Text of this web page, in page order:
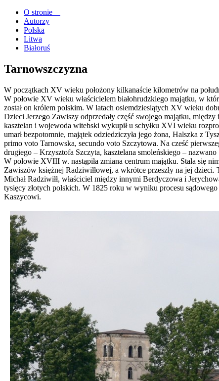
O stronie
Autorzy
Polska
Litwa
Białoruś
Tarnowszczyzna
W początkach XV wieku położony kilkanaście kilometrów na
W połowie XV wieku właścicielem białohrudzkiego majątku, w
został on królem polskim. W latach osiemdziesiątych XV wieku
Dzieci Jerzego Zawiszy odprzedały część swojego majątku,
kasztelan i wojewoda witebski wykupił u schyłku XVI wieku
umarł bezpotomnie, majątek odziedziczyła jego żona, Halszka z
primo voto Tarnowska, secundo voto Szczytowa. Na cześć
drugiego – Krzysztofa Szczyta, kasztelana smoleńskiego –
W połowie XVIII w. nastąpiła zmiana centrum majątku. Stała się
Zawiszów księżnej Radziwiłłowej, a wkrótce przeszły na jej
Michał Radziwiłł, właściciel między innymi Berdyczowa i
tysięcy złotych polskich. W 1825 roku w wyniku procesu
Kaszycowi.